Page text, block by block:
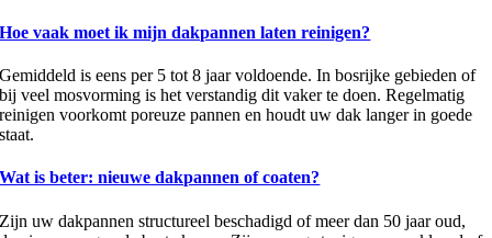
Hoe vaak moet ik mijn dakpannen laten reinigen?
Gemiddeld is eens per 5 tot 8 jaar voldoende. In bosrijke gebieden of
bij veel mosvorming is het verstandig dit vaker te doen. Regelmatig
reinigen voorkomt poreuze pannen en houdt uw dak langer in goede
staat.
Wat is beter: nieuwe dakpannen of coaten?
Zijn uw dakpannen structureel beschadigd of meer dan 50 jaar oud,